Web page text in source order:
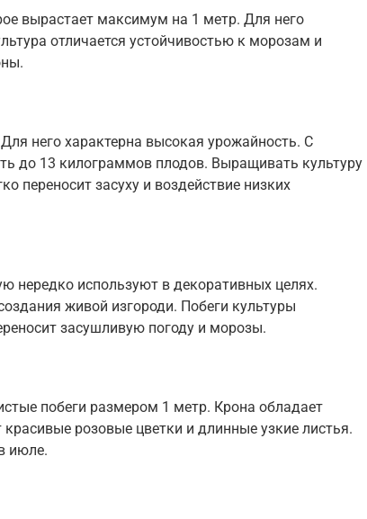
вырастает максимум на 1 метр. Для него
отличается устойчивостью к морозам и
него характерна высокая урожайность. С
до 13 килограммов плодов. Выращивать культуру
переносит засуху и воздействие низких
нередко используют в декоративных целях.
живой изгороди. Побеги культуры
засушливую погоду и морозы.
побеги размером 1 метр. Крона обладает
розовые цветки и длинные узкие листья.
июле.